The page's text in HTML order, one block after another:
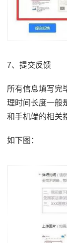
7、提交反馈
所有信息填写完
理时间长度一般
和手机端的相关
如下图：